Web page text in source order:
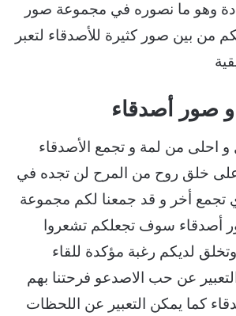
وهو ما نصوره في مجموعة صور
من بين صور كثيرة للأصدقاء لتعبر
صور أصدقاء
احلى من لمة و تجمع الأصدقاء
على خلق روح من المرح لن تجده في
تجمع أخر و قد جمعنا لكم مجموعة
أصدقاء سوف تجعلكم تشعروا
لديكم رغبة مؤكدة للقاء
عن حب الاصدعو فرحتنا بهم
كما يمكن التعبير عن اللحظات